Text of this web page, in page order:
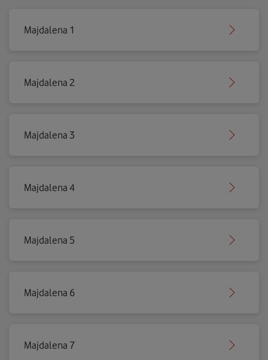
Majdalena 1
Majdalena 2
Majdalena 3
Majdalena 4
Majdalena 5
Majdalena 6
Majdalena 7